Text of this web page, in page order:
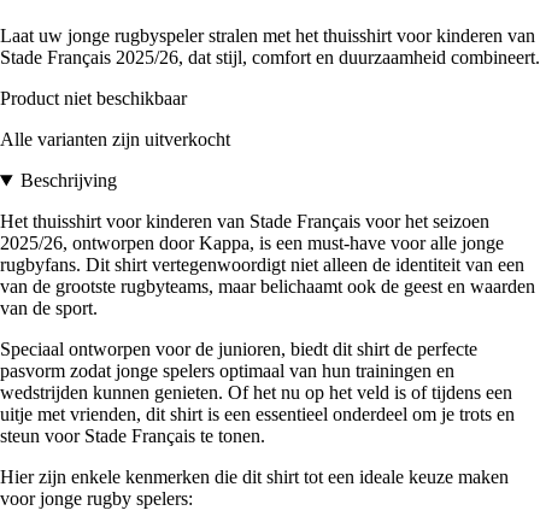
Laat uw jonge rugbyspeler stralen met het thuisshirt voor kinderen van
Stade Français 2025/26, dat stijl, comfort en duurzaamheid combineert.
Product niet beschikbaar
Alle varianten zijn uitverkocht
Beschrijving
Het thuisshirt voor kinderen van Stade Français voor het seizoen
2025/26, ontworpen door Kappa, is een must-have voor alle jonge
rugbyfans. Dit shirt vertegenwoordigt niet alleen de identiteit van een
van de grootste rugbyteams, maar belichaamt ook de geest en waarden
van de sport.
Speciaal ontworpen voor de junioren, biedt dit shirt de perfecte
pasvorm zodat jonge spelers optimaal van hun trainingen en
wedstrijden kunnen genieten. Of het nu op het veld is of tijdens een
uitje met vrienden, dit shirt is een essentieel onderdeel om je trots en
steun voor Stade Français te tonen.
Hier zijn enkele kenmerken die dit shirt tot een ideale keuze maken
voor jonge rugby spelers: